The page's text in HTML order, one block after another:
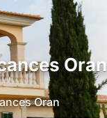
Oran
Oran